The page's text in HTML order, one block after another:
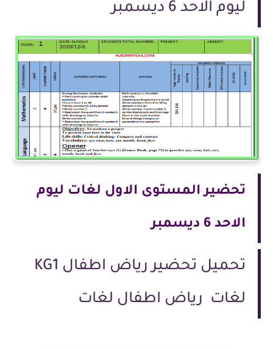
ليوم الاحد 6 ديسمبر
تحضير المستوى الاول لغات ليوم
الاحد 6 ديسمبر
تحميل تحضير رياض اطفال KG1
لغات رياض اطفال لغات